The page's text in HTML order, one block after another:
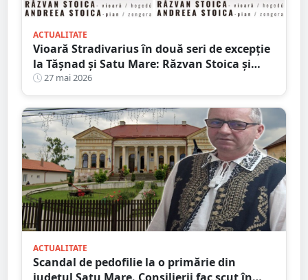
ACTUALITATE
Vioară Stradivarius în două seri de excepție
la Tășnad și Satu Mare: Răzvan Stoica și
Andreea Stoica aduc recitalul „Stradivari
Virtuosi”
27 mai 2026
ACTUALITATE
Scandal de pedofilie la o primărie din